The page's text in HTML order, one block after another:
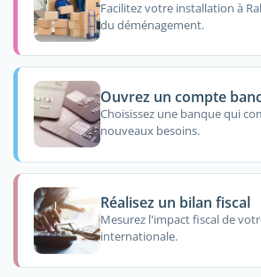
Facilitez votre installation à
du déménagement.
Ouvrez un compte
Choisissez une banque qui
nouveaux besoins.
Réalisez un bilan fiscal
Mesurez l'impact fiscal de
internationale.